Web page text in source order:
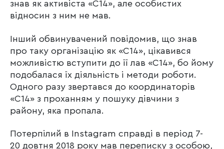
знав як активіста «С14», але особистих
відносин з ним не мав.
Інший обвинувачений повідомив, що знав
про таку організацію як «С14», цікавився
можливістю вступити до її лав «С14», бо йому
подобалася їх діяльність і методи роботи.
Одного разу звертався до координаторів
«С14» з проханням у пошуку дівчини з
району, яка пропала.
Потерпілий в Instagram справді в період 7-
20 довтня 2018 року мав переписку з особою,